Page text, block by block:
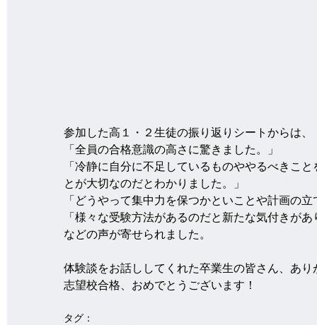
参加した高１・２生徒の振り返りシートからは、
「全員の合格意識の高さに驚きました。」
「冷静に自分に不足しているものややるべきこ
とが大切なのだとわかりました。」
「どうやって集中力を保つかといことや計画の
「様々な受験方法があるのだと新たな気付きが
などの声が寄せられました。
体験談をお話ししてくれた卒業生の皆さん、あ
志望校合格、おめでとうございます！
タグ：